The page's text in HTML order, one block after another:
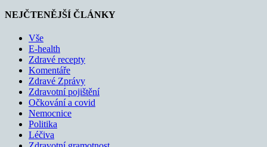
NEJČTENĚJŠÍ ČLÁNKY
Vše
E-health
Zdravé recepty
Komentáře
Zdravé Zprávy
Zdravotní pojištění
Očkování a covid
Nemocnice
Politika
Léčiva